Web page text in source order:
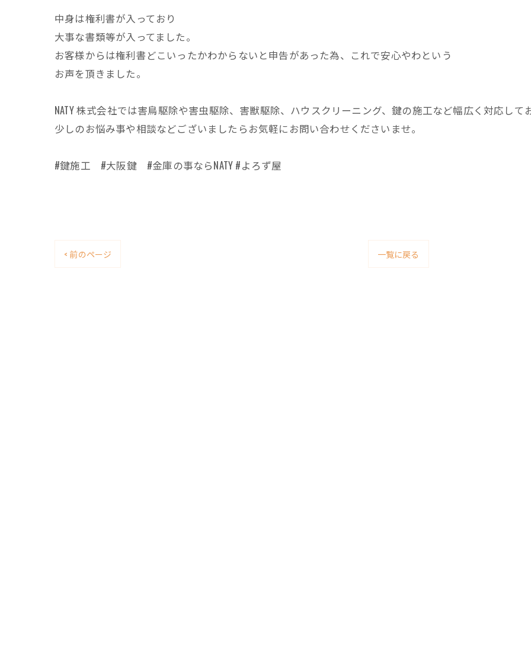
中身は権利書が入っており
大事な書類等が入ってました。
お客様からは権利書どこいったかわからないと申告があった為、これで安心やわという
お声を頂きました。
NATY 株式会社では害鳥駆除や害虫駆除、害獣駆除、ハウスクリーニング、鍵の施工など幅広く対応して
少しのお悩み事や相談などございましたらお気軽にお問い合わせくださいませ。
#鍵施工 #大阪鍵 #金庫の事ならNATY #よろず屋
< 前のページ 一覧に戻る